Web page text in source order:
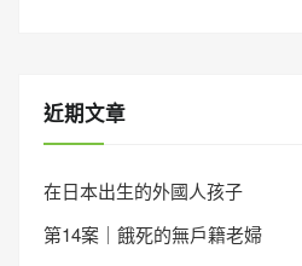
近期文章
在日本出生的外國人孩子
第14案｜餓死的無戶籍老婦